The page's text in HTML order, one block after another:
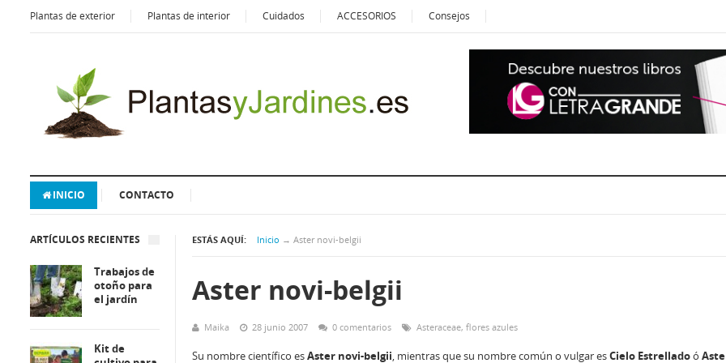
Plantas de exterior Plantas de interior Cuidados ACCESORIOS Consejos
INICIO CONTACTO
ESTÁS AQUÍ: Inicio → Aster novi-belgii
Aster novi-belgii
Maika 28 junio 2007 0 comentarios Asteraceae, flores azules
Su nombre científico esAster novi-belgii, mientras que su nombre común o vulgar esCielo Estrelladoó
ARTÍCULOS RECIENTES
Trabajos de
otoño para
el jardín
Kit de